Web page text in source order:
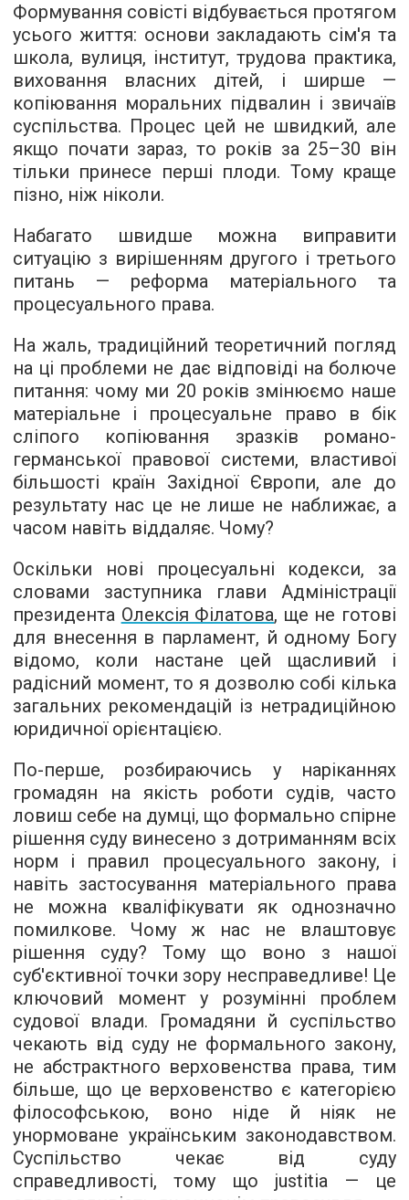
Формування совісті відбувається протягом
усього життя: основи закладають сім'я та
школа, вулиця, інститут, трудова практика,
виховання власних дітей, і ширше —
копіювання моральних підвалин і звичаїв
суспільства. Процес цей не швидкий, але
якщо почати зараз, то років за 25–30 він
тільки принесе перші плоди. Тому краще
пізно, ніж ніколи.
Набагато швидше можна виправити
ситуацію з вирішенням другого і третього
питань — реформа матеріального та
процесуального права.
На жаль, традиційний теоретичний погляд
на ці проблеми не дає відповіді на болюче
питання: чому ми 20 років змінюємо наше
матеріальне і процесуальне право в бік
сліпого копіювання зразків романо-
германської правової системи, властивої
більшості країн Західної Європи, але до
результату нас це не лише не наближає, а
часом навіть віддаляє. Чому?
Оскільки нові процесуальні кодекси, за
словами заступника глави Адміністрації
президента Олексія Філатова, ще не готові
для внесення в парламент, й одному Богу
відомо, коли настане цей щасливий і
радісний момент, то я дозволю собі кілька
загальних рекомендацій із нетрадиційною
юридичної орієнтацією.
По-перше, розбираючись у наріканнях
громадян на якість роботи судів, часто
ловиш себе на думці, що формально спірне
рішення суду винесено з дотриманням всіх
норм і правил процесуального закону, і
навіть застосування матеріального права
не можна кваліфікувати як однозначно
помилкове. Чому ж нас не влаштовує
рішення суду? Тому що воно з нашої
суб'єктивної точки зору несправедливе! Це
ключовий момент у розумінні проблем
судової влади. Громадяни й суспільство
чекають від суду не формального закону,
не абстрактного верховенства права, тим
більше, що це верховенство є категорією
філософською, воно ніде й ніяк не
унормоване українським законодавством.
Суспільство чекає від суду
справедливості, тому що justitia — це